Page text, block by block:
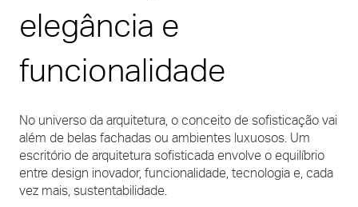
elegância e
funcionalidade
No universo da arquitetura, o conceito de sofisticação vai
além de belas fachadas ou ambientes luxuosos. Um
escritório de arquitetura sofisticada envolve o equilíbrio
entre design inovador, funcionalidade, tecnologia e, cada
vez mais, sustentabilidade.